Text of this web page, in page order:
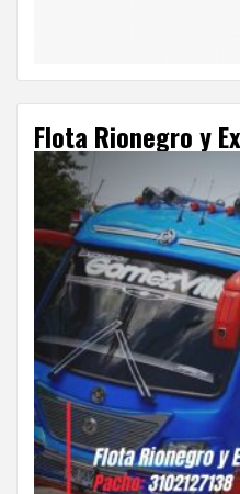
Flota Rionegro y